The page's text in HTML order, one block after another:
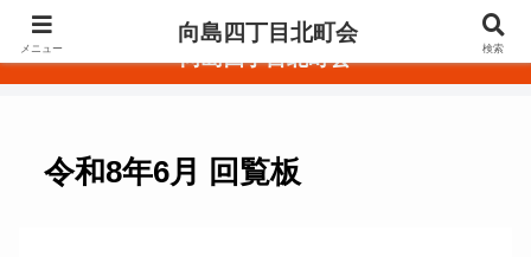
東京都墨田区
向島四丁目北町会
令和8年6月 回覧板
メニュー
向島四丁目北町会
検索